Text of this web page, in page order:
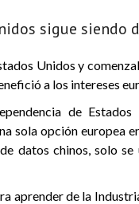
sigue siendo
Unidos y
a los intereses
de
sola opción europea
datos chinos, solo
aprender de la